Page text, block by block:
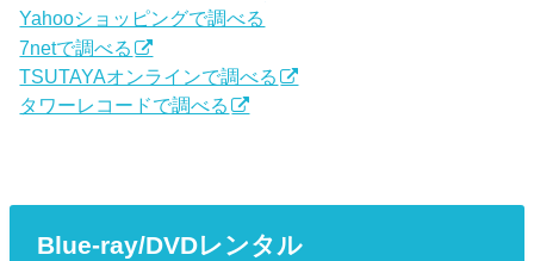
Yahooショッピングで調べる
7netで調べる
TSUTAYAオンラインで調べる
タワーレコードで調べる
Blue-ray/DVDレンタル